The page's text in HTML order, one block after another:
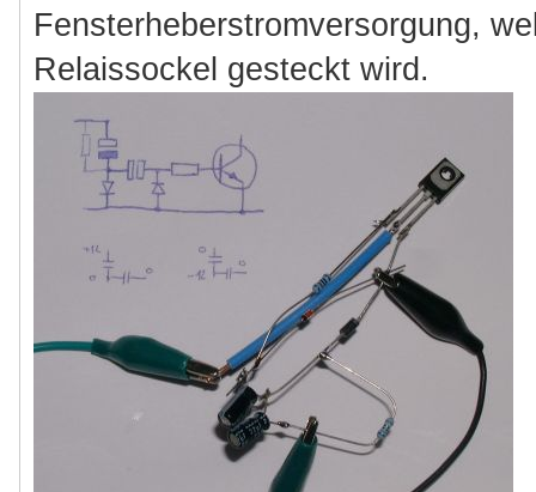
Fensterheberstromversorgung,
Relaissockel gesteckt wird.